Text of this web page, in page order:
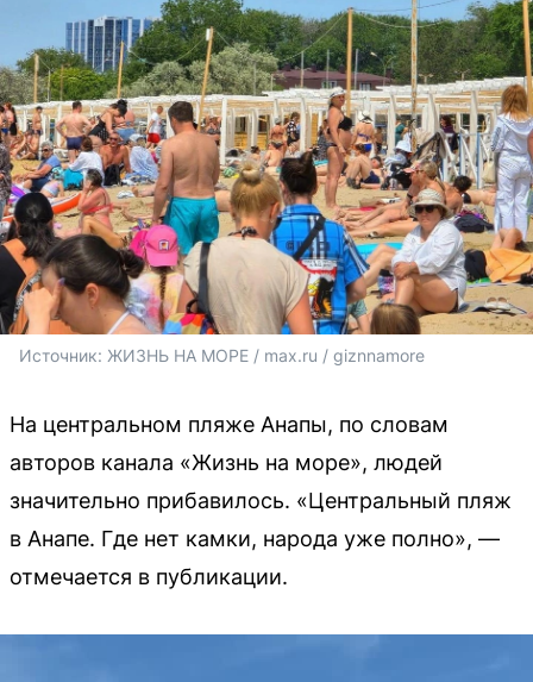
Источник: ЖИЗНЬ НА МОРЕ / max.ru / giznnamore
На центральном пляже Анапы, по словам
авторов канала «Жизнь на море», людей
значительно прибавилось. «Центральный пляж
в Анапе. Где нет камки, народа уже полно», —
отмечается в публикации.